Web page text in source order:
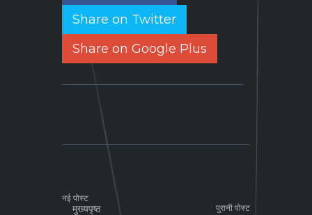
Share on Twitter
Share on Google Plus
नई पोस्ट
पुरानी पोस्ट
मुख्यपृष्ठ